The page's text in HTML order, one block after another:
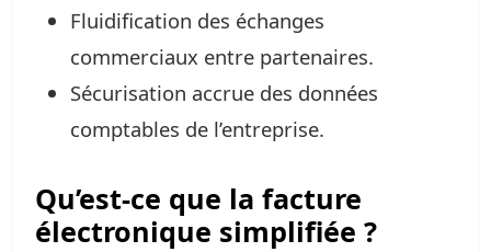
Fluidification des échanges
commerciaux entre partenaires.
Sécurisation accrue des données
comptables de l’entreprise.
Qu’est-ce que la facture
électronique simplifiée ?